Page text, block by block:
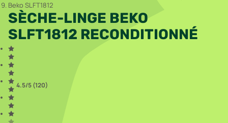
Beko SLFT1812
SÈCHE-LINGE BEKO
SLFT1812 RECONDITIONNÉ
4.5/5 (120)